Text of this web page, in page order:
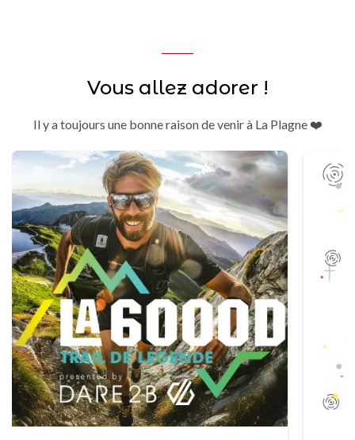
Vous allez adorer !
Il y a toujours une bonne raison de venir à La Plagne ❤️